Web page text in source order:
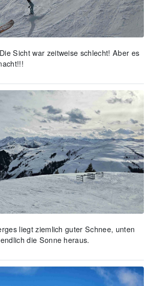
Sicht war zeitweise schlecht! Aber es
liegt ziemlich guter Schnee, unten
die Sonne heraus.